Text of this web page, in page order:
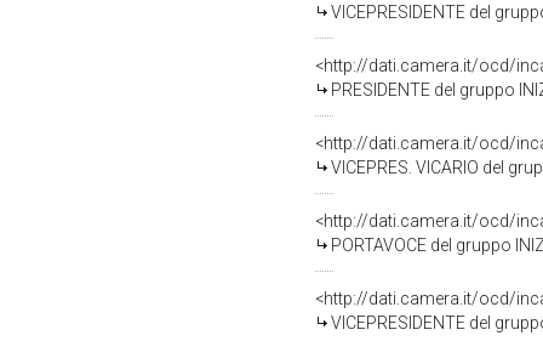
VICEPRESIDENTE del gruppo INIZIATIVA RESPONSABILE (NOI SUD-
<http://dati.camera.it/ocd/
PRESIDENTE del gruppo INIZIATIVA RESPONSABILE NUOVO POLO (NOI
<http://dati.camera.it/ocd/
VICEPRES. VICARIO del gruppo POPOLO E TERRITORIO (NOI SUD-
<http://dati.camera.it/ocd/
PORTAVOCE del gruppo INIZIATIVA RESPONSABILE (NOI SUD-LIBERTA'
<http://dati.camera.it/ocd/
VICEPRESIDENTE del gruppo INIZIATIVA RESPONSABILE (NOI SUD-